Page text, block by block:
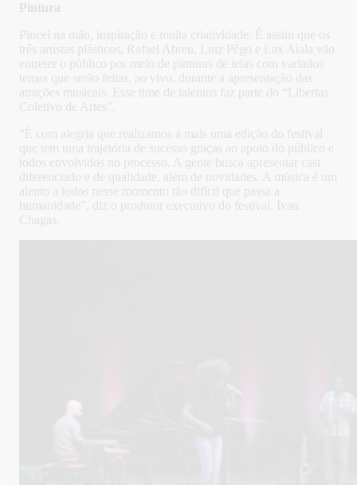
Pintura
Pincel na mão, inspiração e muita criatividade. É assim que os
três artistas plásticos, Rafael Abreu, Luiz Pêgo e Lax Aiala vão
entreter o público por meio de pinturas de telas com variados
temas que serão feitas, ao vivo, durante a apresentação das
atrações musicais. Esse time de talentos faz parte do “Libertas
Coletivo de Artes”.
“É com alegria que realizamos a mais uma edição do festival
que tem uma trajetória de sucesso graças ao apoio do público e
todos envolvidos no processo. A gente busca apresentar cast
diferenciado e de qualidade, além de novidades. A música é um
alento a todos nesse momento tão difícil que passa a
humanidade”, diz o produtor executivo do festival, Ivan
Chagas.